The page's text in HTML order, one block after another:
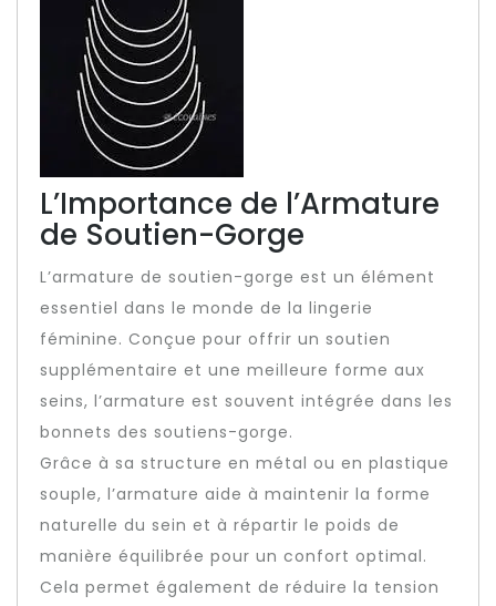
L’Importance de l’Armature
de Soutien-Gorge
L’armature de soutien-gorge est un élément
essentiel dans le monde de la lingerie
féminine. Conçue pour offrir un soutien
supplémentaire et une meilleure forme aux
seins, l’armature est souvent intégrée dans les
bonnets des soutiens-gorge.
Grâce à sa structure en métal ou en plastique
souple, l’armature aide à maintenir la forme
naturelle du sein et à répartir le poids de
manière équilibrée pour un confort optimal.
Cela permet également de réduire la tension